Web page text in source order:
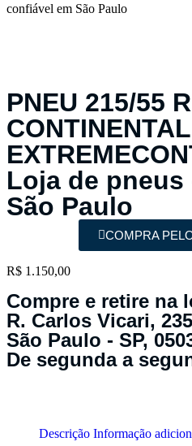
confiável em São Paulo
PNEU 215/55
CONTINENTAL
Loja de
São Paulo
COMPRA
R$ 1.150,00
Compre e retire na
R. Carlos Vicari,
São Paulo - SP,
De segunda a
Descrição Informação